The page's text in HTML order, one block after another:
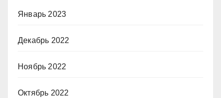
Январь 2023
Декабрь 2022
Ноябрь 2022
Октябрь 2022